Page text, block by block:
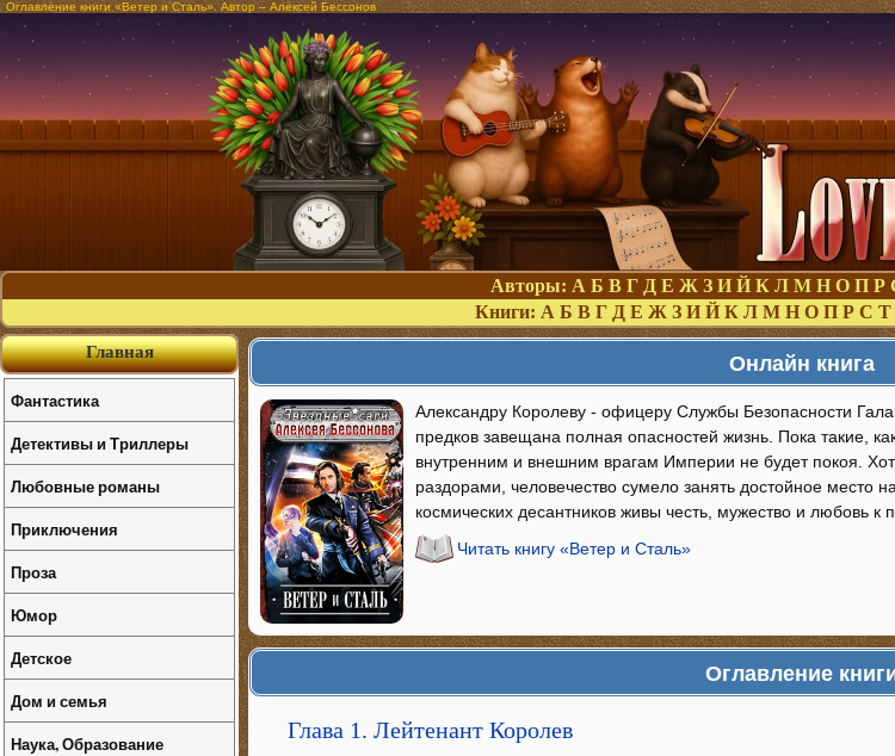
Оглавление книги «Ветер и Сталь». Автор – Алексей Бессонов
Авторы: А Б В Г Д Е Ж З И Й К Л М Н О П Р
Книги: А Б В Г Д Е Ж З И Й К Л М Н О П Р С Т
Онлайн книга
Александру Королеву - офицеру Службы Безопасности
предков завещана полная опасностей жизнь. Пока такие,
внутренним и внешним врагам Империи не будет покоя.
раздорами, человечество сумело занять достойное место
космических десантников живы честь, мужество и любовь к
Читать книгу «Ветер и Сталь»
Оглавление
Глава 1. Лейтенант Королев
Главная
Фантастика
Детективы и Триллеры
Любовные романы
Приключения
Проза
Юмор
Детское
Дом и семья
Наука, Образование